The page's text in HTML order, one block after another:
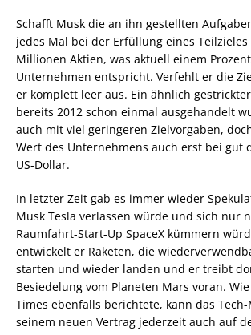
Schafft Musk die an ihn gestellten
jedes Mal bei der Erfüllung eines
Millionen Aktien, was aktuell einem
Unternehmen entspricht. Verfehlt er die
er komplett leer aus. Ein ähnlich
bereits 2012 schon einmal ausgehandelt
auch mit viel geringeren Zielvorgaben,
Wert des Unternehmens auch erst bei gut
US-Dollar.
In letzter Zeit gab es immer wieder
Musk Tesla verlassen würde und sich nur
Raumfahrt-Start-Up SpaceX kümmern
entwickelt er Raketen, die
starten und wieder landen und er treibt
Besiedelung vom Planeten Mars voran.
Times ebenfalls berichtete, kann das
seinem neuen Vertrag jederzeit auch auf